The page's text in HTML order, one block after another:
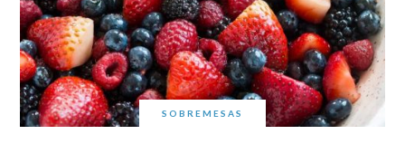
SOBREMESAS